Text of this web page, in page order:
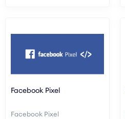
Facebook Pixel
Facebook Pixel